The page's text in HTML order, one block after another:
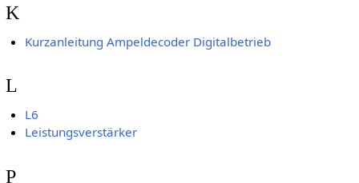
K
Kurzanleitung Ampeldecoder Digitalbetrieb
L
L6
Leistungsverstärker
P